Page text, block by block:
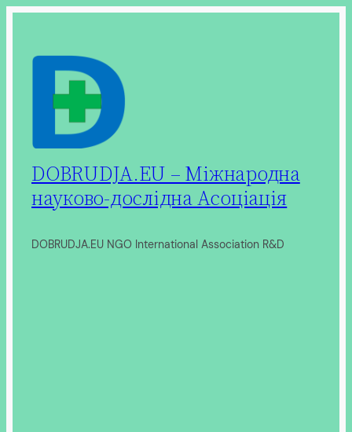
вмісту
DOBRUDJA.EU – Міжнародна
науково-дослідна Асоціація
DOBRUDJA.EU NGO International Association R&D